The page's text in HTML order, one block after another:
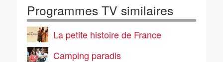
Programmes TV similaires
La petite histoire de France
Camping paradis